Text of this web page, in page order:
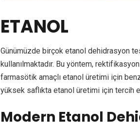
ETANOL
Günümüzde birçok etanol dehidrasyon
kullanılmaktadır. Bu yöntem,
farmasötik amaçlı etanol üretimi için
yüksek saflıkta etanol üretimi için tercih
Modern Etanol